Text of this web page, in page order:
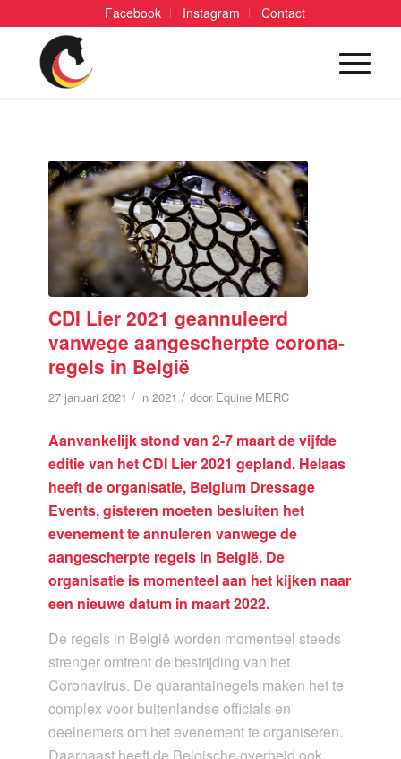
Facebook Instagram Contact
CDI Lier 2021 geannuleerd
vanwege aangescherpte corona-
regels in België
27 januari 2021 / in 2021 / door Equine MERC
Aanvankelijk stond van 2-7 maart de vijfde
editie van het CDI Lier 2021 gepland. Helaas
heeft de organisatie, Belgium Dressage
Events, gisteren moeten besluiten het
evenement te annuleren vanwege de
aangescherpte regels in België. De
organisatie is momenteel aan het kijken naar
een nieuwe datum in maart 2022.
De regels in België worden momenteel steeds
strenger omtrent de bestrijding van het
Coronavirus. De quarantainegels maken het te
complex voor buitenlandse officials en
deelnemers om het evenement te organiseren.